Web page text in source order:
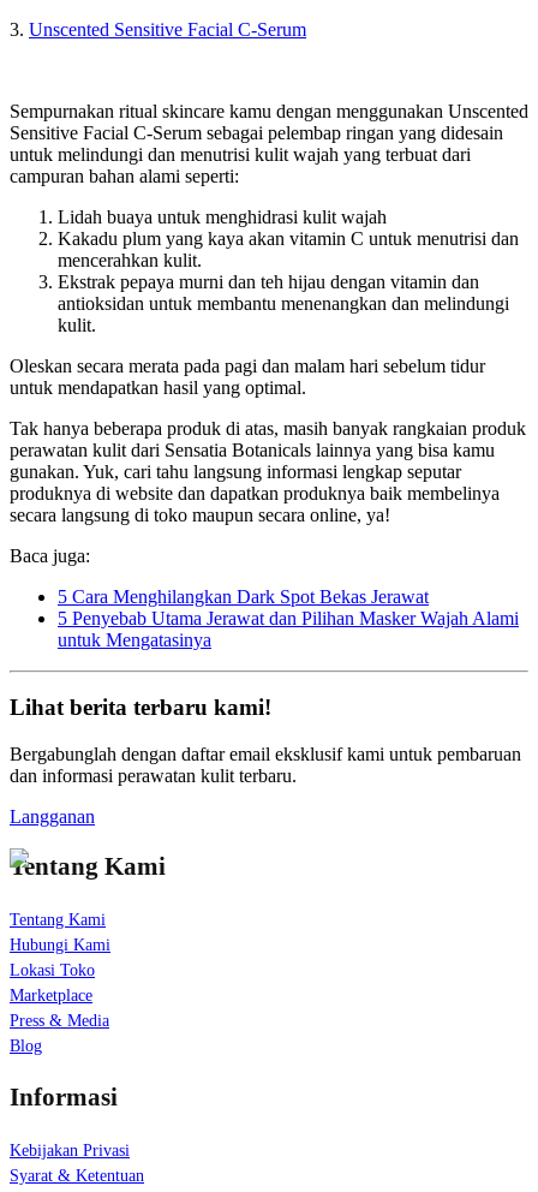
3. Unscented Sensitive Facial C-Serum
Sempurnakan ritual skincare kamu dengan menggunakan Unscented
Sensitive Facial C-Serum sebagai pelembap ringan yang didesain
untuk melindungi dan menutrisi kulit wajah yang terbuat dari
campuran bahan alami seperti:
Lidah buaya untuk menghidrasi kulit wajah
Kakadu plum yang kaya akan vitamin C untuk menutrisi dan
mencerahkan kulit.
Ekstrak pepaya murni dan teh hijau dengan vitamin dan
antioksidan untuk membantu menenangkan dan melindungi
kulit.
Oleskan secara merata pada pagi dan malam hari sebelum tidur
untuk mendapatkan hasil yang optimal.
Tak hanya beberapa produk di atas, masih banyak rangkaian produk
perawatan kulit dari Sensatia Botanicals lainnya yang bisa kamu
gunakan. Yuk, cari tahu langsung informasi lengkap seputar
produknya di website dan dapatkan produknya baik membelinya
secara langsung di toko maupun secara online, ya!
Baca juga:
5 Cara Menghilangkan Dark Spot Bekas Jerawat
5 Penyebab Utama Jerawat dan Pilihan Masker Wajah Alami
untuk Mengatasinya
Lihat berita terbaru kami!
Bergabunglah dengan daftar email eksklusif kami untuk pembaruan
dan informasi perawatan kulit terbaru.
Langganan
Tentang Kami
Tentang Kami
Hubungi Kami
Lokasi Toko
Marketplace
Press & Media
Blog
Informasi
Kebijakan Privasi
Syarat & Ketentuan